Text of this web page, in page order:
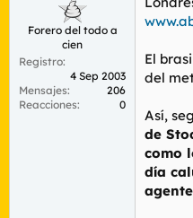
Forero del todo a
cien
Registro
4 Sep 2003
Mensajes
206
Reacciones
0
El
del
Así,
de
como
día